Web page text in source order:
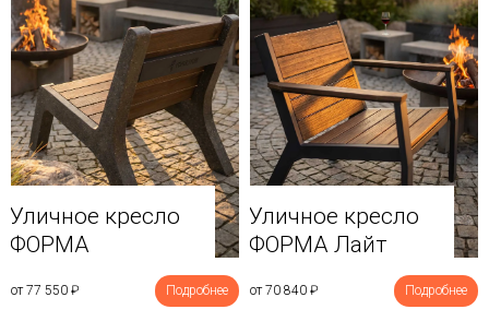
Уличное кресло
ФОРМА
от 77 550 ₽ Подробнее
Уличное кресло
ФОРМА Лайт
от 70 840 ₽ Подробнее